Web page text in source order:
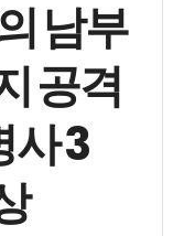
남부
공격
사 3